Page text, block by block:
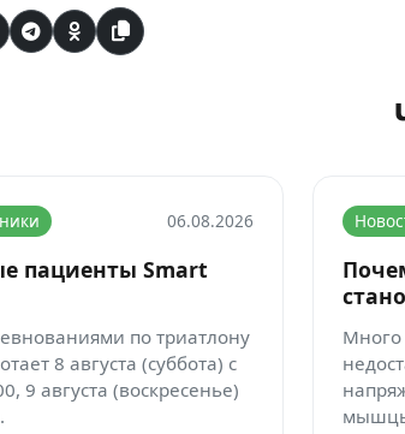
06.08.2026
пациенты Smart
по триатлону
8 августа (суббота) с
9 августа (воскресенье)
Много
мышцы